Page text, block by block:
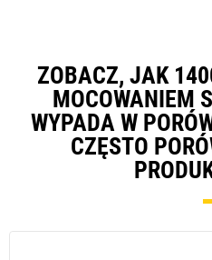
ZOBACZ, JAK
MOCOWANIEM
WYPADA W
CZĘSTO